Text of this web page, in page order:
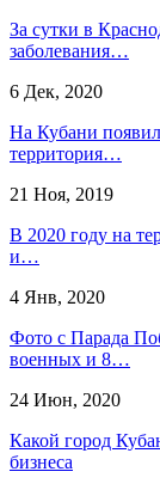
За сутки в
заболевания…
6 Дек, 2020
На Кубани
территория…
21 Ноя, 2019
В 2020 году на
и…
4 Янв, 2020
Фото с Парада
военных и 8…
24 Июн, 2020
Какой город
бизнеса